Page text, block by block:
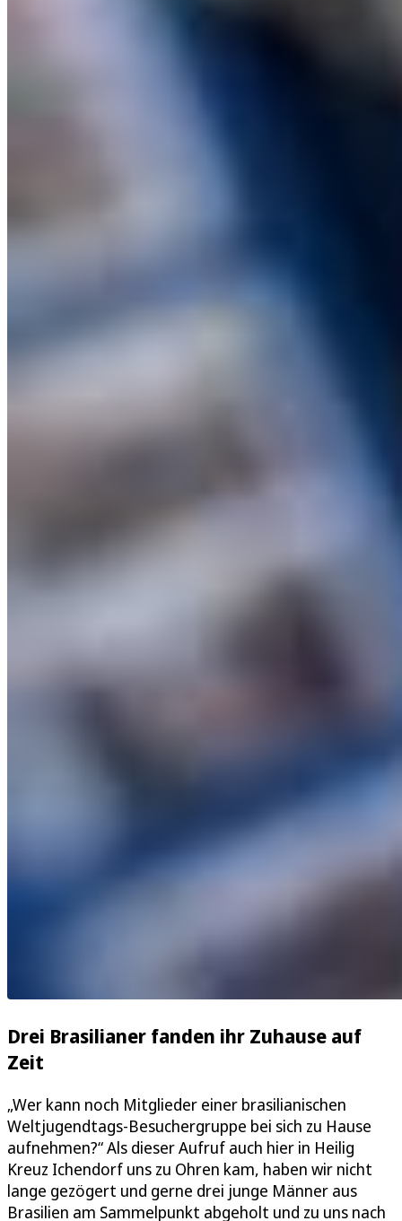
Drei Brasilianer fanden ihr Zuhause auf
Zeit
„Wer kann noch Mitglieder einer brasilianischen
Weltjugendtags-Besuchergruppe bei sich zu Hause
aufnehmen?“ Als dieser Aufruf auch hier in Heilig
Kreuz Ichendorf uns zu Ohren kam, haben wir nicht
lange gezögert und gerne drei junge Männer aus
Brasilien am Sammelpunkt abgeholt und zu uns nach